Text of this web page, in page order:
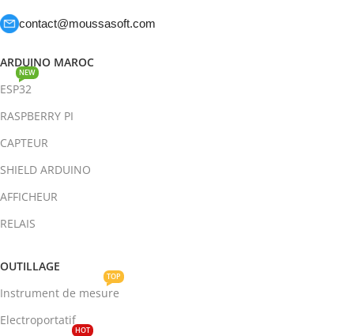
contact@moussasoft.com
ARDUINO MAROC
ESP32
NEW
RASPBERRY PI
CAPTEUR
SHIELD ARDUINO
AFFICHEUR
RELAIS
OUTILLAGE
Instrument de mesure
TOP
Electroportatif
HOT